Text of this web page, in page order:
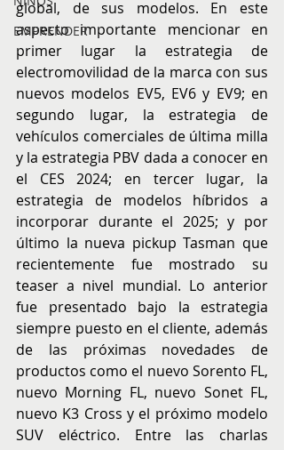
EMPRENDER
global, de sus modelos. En este
aspecto importante mencionar en
primer lugar la estrategia de
electromovilidad de la marca con sus
nuevos modelos EV5, EV6 y EV9; en
segundo lugar, la estrategia de
vehículos comerciales de última milla
y la estrategia PBV dada a conocer en
el CES 2024; en tercer lugar, la
estrategia de modelos híbridos a
incorporar durante el 2025; y por
último la nueva pickup Tasman que
recientemente fue mostrado su
teaser a nivel mundial. Lo anterior
fue presentado bajo la estrategia
siempre puesto en el cliente, además
de las próximas novedades de
productos como el nuevo Sorento FL,
nuevo Morning FL, nuevo Sonet FL,
nuevo K3 Cross y el próximo modelo
SUV eléctrico. Entre las charlas